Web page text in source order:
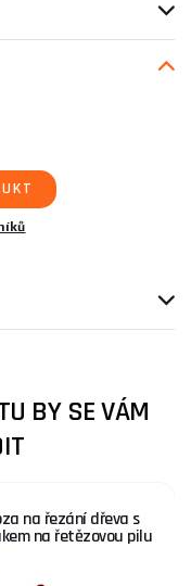
BY SE VÁM
na řezání dřeva s
na řetězovou pilu